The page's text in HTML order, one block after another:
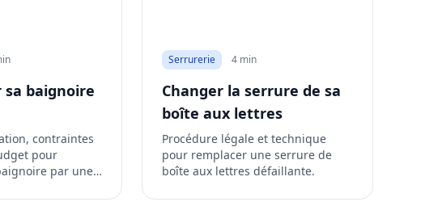
baignoire
contraintes
pour
par une
Serrurerie 4 min
Changer la serrure de sa
boîte aux lettres
Procédure légale et technique
pour remplacer une serrure de
boîte aux lettres défaillante.